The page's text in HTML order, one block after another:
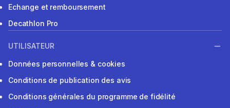
Echange et remboursement
Decathlon Pro
UTILISATEUR
Données personnelles & cookies
Conditions de publication des avis
Conditions générales du programme de fidélité